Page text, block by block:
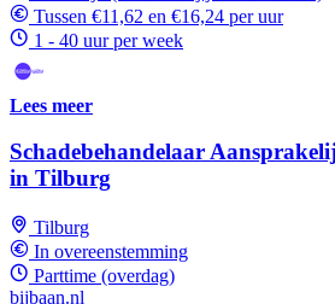
Tussen €11,62 en €16,24 per uur
1 - 40 uur per week
Lees meer
Schadebehandelaar
in Tilburg
Tilburg
In overeenstemming
Parttime (overdag)
bijbaan.nl